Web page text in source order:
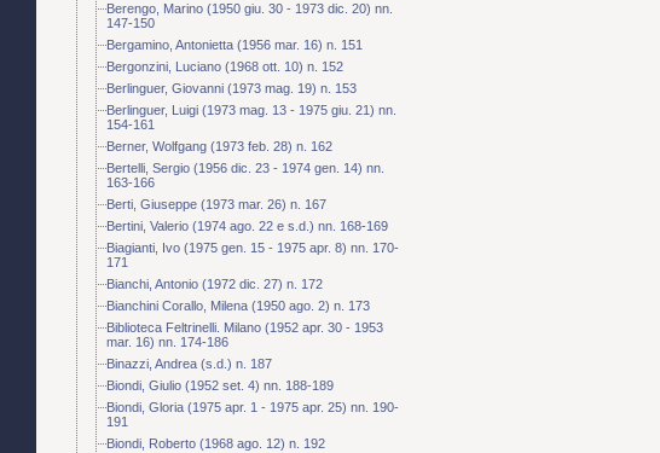
Berengo, Marino (1950 giu. 30 - 1973 dic. 20) nn.
147-150
Bergamino, Antonietta (1956 mar. 16) n. 151
Bergonzini, Luciano (1968 ott. 10) n. 152
Berlinguer, Giovanni (1973 mag. 19) n. 153
Berlinguer, Luigi (1973 mag. 13 - 1975 giu. 21) nn.
154-161
Berner, Wolfgang (1973 feb. 28) n. 162
Bertelli, Sergio (1956 dic. 23 - 1974 gen. 14) nn.
163-166
Berti, Giuseppe (1973 mar. 26) n. 167
Bertini, Valerio (1974 ago. 22 e s.d.) nn. 168-169
Biagianti, Ivo (1975 gen. 15 - 1975 apr. 8) nn. 170-
171
Bianchi, Antonio (1972 dic. 27) n. 172
Bianchini Corallo, Milena (1950 ago. 2) n. 173
Biblioteca Feltrinelli. Milano (1952 apr. 30 - 1953
mar. 16) nn. 174-186
Binazzi, Andrea (s.d.) n. 187
Biondi, Giulio (1952 set. 4) nn. 188-189
Biondi, Gloria (1975 apr. 1 - 1975 apr. 25) nn. 190-
191
Biondi, Roberto (1968 ago. 12) n. 192